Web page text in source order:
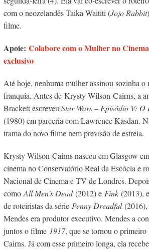
com o neozelandês Taika Waititi (Jojo Rabbit
filme.
Apoie: Colabore com o Mulher no Cinema
exclusivo
Até hoje, nenhuma mulher assinou sozinha o
franquia. Antes de Krysty Wilson-Cairns, a
Brackett escreveu Star Wars – Episódio V:
(1980) em parceria com Lawrence Kasdan.
trama do novo filme nem previsão de estreia.
Krysty Wilson-Cairns nasceu em Glasgow
cinema no Conservatório Real da Escócia e
Nacional de Cinema e TV de Londres.
como All Men’s Dead(2012) e Fink(2013),
de roteiristas da sériePenny Dreadful(2016),
Mendes era produtor executivo. Mendes a
juntos o filme 1917, que se tornou o
Cairns. Já com esse primeiro longa, ela